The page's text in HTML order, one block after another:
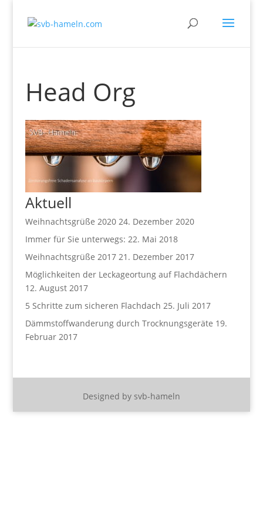
Head Org
Aktuell
Weihnachtsgrüße 2020 24. Dezember 2020
Immer für Sie unterwegs: 22. Mai 2018
Weihnachtsgrüße 2017 21. Dezember 2017
Möglichkeiten der Leckageortung auf Flachdächern
12. August 2017
5 Schritte zum sicheren Flachdach 25. Juli 2017
Dämmstoffwanderung durch Trocknungsgeräte 19.
Februar 2017
Designed by svb-hameln